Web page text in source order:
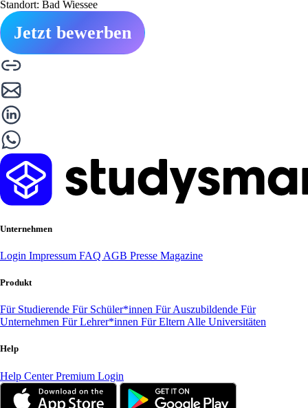
Standort: Bad Wiessee
Jetzt bewerben
Unternehmen
Login Impressum FAQ AGB Presse Magazine
Produkt
Für Studierende Für Schüler*innen Für Auszubildende Für
Unternehmen Für Lehrer*innen Für Eltern Alle Universitäten
Help
Help CenterPremium Login